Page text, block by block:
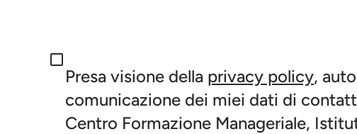
Presa visione della privacy policy,
comunicazione dei miei dati di
Centro Formazione Manageriale,